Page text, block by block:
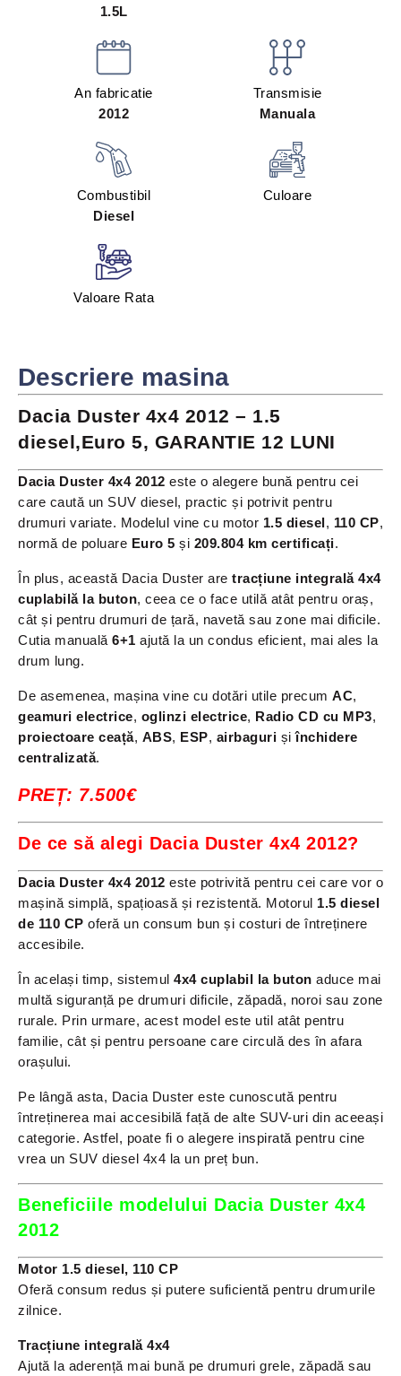
1.5L
An fabricatie
2012
Transmisie
Manuala
Combustibil
Diesel
Culoare
Valoare Rata
Descriere masina
Dacia Duster 4x4 2012 – 1.5
diesel,Euro 5, GARANTIE 12 LUNI
Dacia Duster 4x4 2012 este o alegere bună pentru cei
care caută un SUV diesel, practic și potrivit pentru
drumuri variate. Modelul vine cu motor 1.5 diesel, 110 CP,
normă de poluare Euro 5 și 209.804 km certificați.
În plus, această Dacia Duster are tracțiune integrală 4x4
cuplabilă la buton, ceea ce o face utilă atât pentru oraș,
cât și pentru drumuri de țară, navetă sau zone mai dificile.
Cutia manuală 6+1 ajută la un condus eficient, mai ales la
drum lung.
De asemenea, mașina vine cu dotări utile precum AC,
geamuri electrice, oglinzi electrice, Radio CD cu MP3,
proiectoare ceață, ABS, ESP, airbaguri șiînchidere
centralizată.
PREȚ: 7.500€
De ce să alegi Dacia Duster 4x4 2012?
Dacia Duster 4x4 2012 este potrivită pentru cei care vor o
mașină simplă, spațioasă și rezistentă. Motorul 1.5 diesel
de 110 CP oferă un consum bun și costuri de întreținere
accesibile.
În același timp, sistemul 4x4 cuplabil la buton aduce mai
multă siguranță pe drumuri dificile, zăpadă, noroi sau zone
rurale. Prin urmare, acest model este util atât pentru
familie, cât și pentru persoane care circulă des în afara
orașului.
Pe lângă asta, Dacia Duster este cunoscută pentru
întreținerea mai accesibilă față de alte SUV-uri din aceeași
categorie. Astfel, poate fi o alegere inspirată pentru cine
vrea un SUV diesel 4x4 la un preț bun.
Beneficiile modelului Dacia Duster 4x4
2012
Motor 1.5 diesel, 110 CP
Oferă consum redus și putere suficientă pentru drumurile
zilnice.
Tracțiune integrală 4x4
Ajută la aderență mai bună pe drumuri grele, zăpadă sau